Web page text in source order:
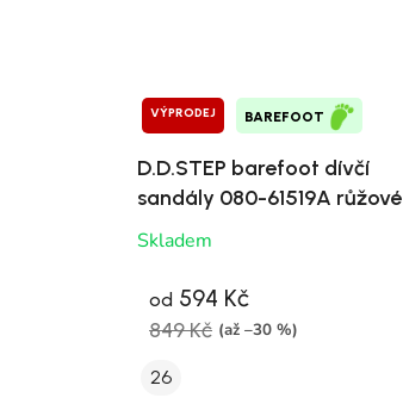
VÝPRODEJ BAREFOOT
D.D.STEP barefoot dívčí
sandály 080-61519A růžové
Skladem
od 594 Kč
849 Kč (až –30 %)
26